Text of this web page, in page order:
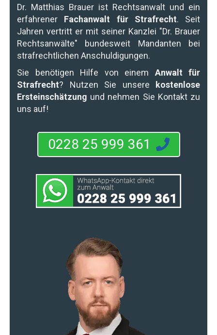
Dr. Matthias Brauer ist Rechtsanwalt und ein
erfahrener Fachanwalt für Strafrecht. Seit
Jahren vertritt er mit seiner Kanzlei "Dr. Brauer
Rechtsanwälte" bundesweit Mandanten bei
strafrechtlichen Anschuldigungen.
Sie benötigen Hilfe von einem Anwalt für
Strafrecht? Nutzen Sie unsere kostenlose
Ersteinschätzung und nehmen Sie Kontakt zu
uns auf!
0228 25 999 361